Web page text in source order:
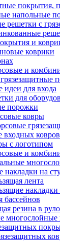
покрытия,
напольные
решетки с
и
коврики
и
идеи для входа
для
порожки
ковры
входных
с логотипом
и
накладки на
лента
бассейнов
резина в
многослойные